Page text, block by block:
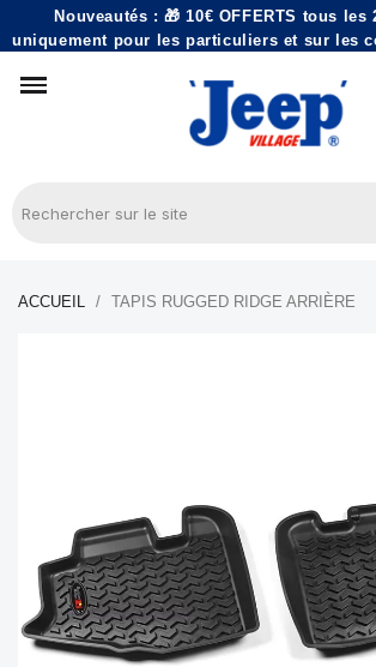
Nouveautés : 🎁 10€ OFFERTS tous les
uniquement pour les particuliers et sur les
ACCUEIL TAPIS RUGGED RIDGE ARRIÈRE